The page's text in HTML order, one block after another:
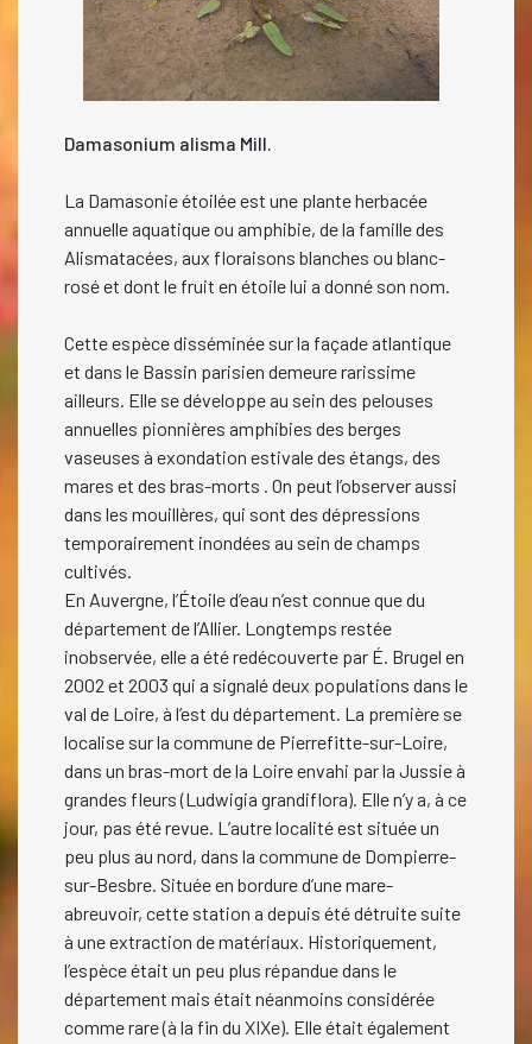
Damasonium alisma Mill.
La Damasonie étoilée est une plante herbacée
annuelle aquatique ou amphibie, de la famille des
Alismatacées, aux floraisons blanches ou blanc-
rosé et dont le fruit en étoile lui a donné son nom.
Cette espèce disséminée sur la façade atlantique
et dans le Bassin parisien demeure rarissime
ailleurs. Elle se développe au sein des pelouses
annuelles pionnières amphibies des berges
vaseuses à exondation estivale des étangs, des
mares et des bras-morts . On peut l’observer aussi
dans les mouillères, qui sont des dépressions
temporairement inondées au sein de champs
cultivés.
En Auvergne, l’Étoile d’eau n’est connue que du
département de l’Allier. Longtemps restée
inobservée, elle a été redécouverte par É. Brugel en
2002 et 2003 qui a signalé deux populations dans le
val de Loire, à l’est du département. La première se
localise sur la commune de Pierrefitte-sur-Loire,
dans un bras-mort de la Loire envahi par la Jussie à
grandes fleurs (Ludwigia grandiflora). Elle n’y a, à ce
jour, pas été revue. L’autre localité est située un
peu plus au nord, dans la commune de Dompierre-
sur-Besbre. Située en bordure d’une mare-
abreuvoir, cette station a depuis été détruite suite
à une extraction de matériaux. Historiquement,
l’espèce était un peu plus répandue dans le
département mais était néanmoins considérée
comme rare (à la fin du XIXe). Elle était également